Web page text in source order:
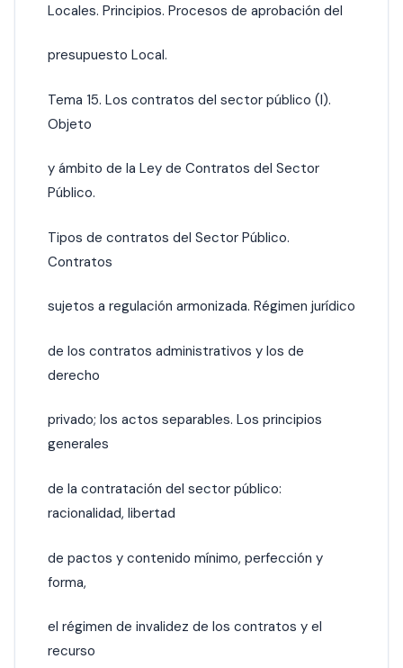
Locales. Principios. Procesos de aprobación del
presupuesto Local.
Tema 15. Los contratos del sector público (I).
Objeto
y ámbito de la Ley de Contratos del Sector
Público.
Tipos de contratos del Sector Público.
Contratos
sujetos a regulación armonizada. Régimen jurídico
de los contratos administrativos y los de
derecho
privado; los actos separables. Los principios
generales
de la contratación del sector público:
racionalidad, libertad
de pactos y contenido mínimo, perfección y
forma,
el régimen de invalidez de los contratos y el
recurso